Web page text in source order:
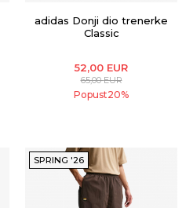
adidas Donji dio trenerke
Classic
52,00 EUR
65,00EUR
Popust20%
SPRING '26